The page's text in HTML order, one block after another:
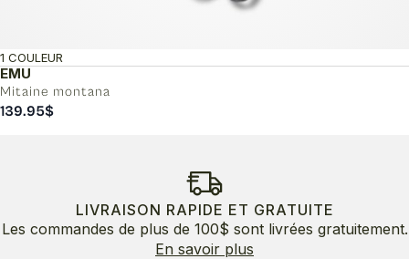
EMU
Mitaine montana
1 COULEUR
139.95$
LIVRAISON RAPIDE ET GRATUITE
Les commandes de plus de 100$ sont livrées gratuitement.
En savoir plus